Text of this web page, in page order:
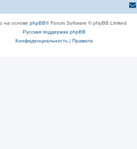
на основе phpBB® Forum Software © phpBB Limited
Русская поддержка phpBB
Конфиденциальность| Правила